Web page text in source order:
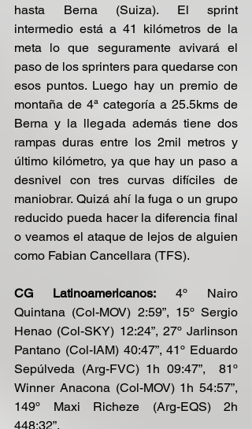
hasta Berna (Suiza). El sprint
intermedio está a 41 kilómetros de la
meta lo que seguramente avivará el
paso de los sprinters para quedarse con
esos puntos. Luego hay un premio de
montaña de 4ª categoría a 25.5kms de
Berna y la llegada además tiene dos
rampas duras entre los 2mil metros y
último kilómetro, ya que hay un paso a
desnivel con tres curvas difíciles de
maniobrar. Quizá ahí la fuga o un grupo
reducido pueda hacer la diferencia final
o veamos el ataque de lejos de alguien
como Fabian Cancellara (TFS).
CG Latinoamericanos: 4º Nairo
Quintana (Col-MOV) 2:59”, 15º Sergio
Henao (Col-SKY) 12:24”, 27º Jarlinson
Pantano (Col-IAM) 40:47”, 41º Eduardo
Sepúlveda (Arg-FVC) 1h 09:47”,  81º
Winner Anacona (Col-MOV) 1h 54:57”,
149º Maxi Richeze (Arg-EQS) 2h
448:32”.